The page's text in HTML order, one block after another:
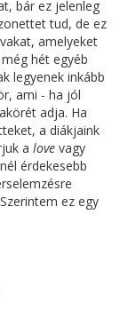
bár ez jelenleg
tud, de ez
amelyeket
hét egyéb
legyenek inkább
ami - ha jól
adja. Ha
a diákjaink
a love vagy
érdekesebb
ez egy